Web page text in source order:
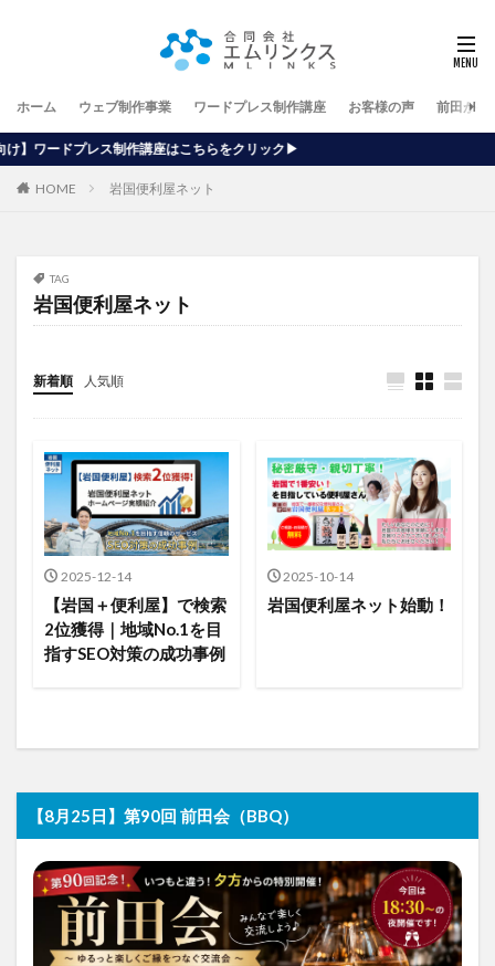
ホーム ウェブ制作事業 ワードプレス制作講座 お客様の声 前田が行
座はこちらをクリック▶
HOME 岩国便利屋ネット
TAG
岩国便利屋ネット
新着順 人気順
2025-12-14
【岩国＋便利屋】で検索
2位獲得｜地域No.1を目
指すSEO対策の成功事例
2025-10-14
岩国便利屋ネット始動！
【8月25日】第90回 前田会（BBQ）